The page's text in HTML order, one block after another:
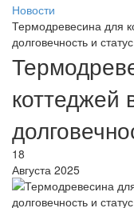
Новости
Термодревесина для
долговечность и статус
коттеджей
18
Августа 2025